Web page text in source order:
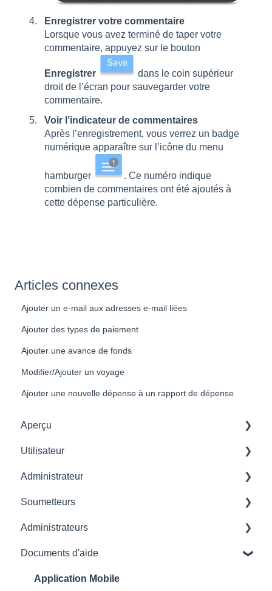
Enregistrer votre commentaire
Lorsque vous avez terminé de taper votre
commentaire, appuyez sur le bouton
Enregistrer
dans le coin supérieur
droit de l’écran pour sauvegarder votre
commentaire.
Voir l’indicateur de commentaires
Après l’enregistrement, vous verrez un badge
numérique apparaître sur l’icône du menu
hamburger
. Ce numéro indique
combien de commentaires ont été ajoutés à
cette dépense particulière.
Articles connexes
Ajouter un e-mail aux adresses e-mail liées
Ajouter des types de paiement
Ajouter une avance de fonds
Modifier/Ajouter un voyage
Ajouter une nouvelle dépense à un rapport de dépense
Aperçu
Commencer
Familiarisation avec l'interface utilisateur
Configurations initiales
Gestion des Reçus
Dépenses
Utilisateur
Supprimer un utilisateur
Administrateur
Gestionnaire de paramètres
Soumetteurs
Profil
Gestionnaire des Dépenses
Approbateur
Administrateurs
Gestionnaire de transactions
Gestionnaire d'utilisateurs et de groupes
Documents d'aide
Application Mobile